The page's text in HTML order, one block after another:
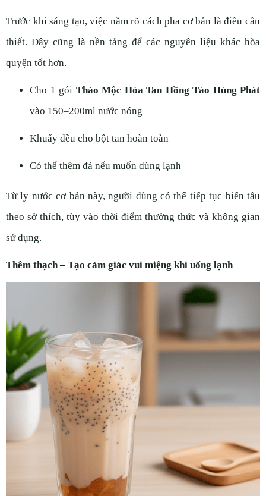
Trước khi sáng tạo, việc nắm rõ cách pha cơ bản là điều cần
thiết. Đây cũng là nền tảng để các nguyên liệu khác hòa
quyện tốt hơn.
Cho 1 gói Thảo Mộc Hòa Tan Hồng Táo Hùng Phát
vào 150–200ml nước nóng
Khuấy đều cho bột tan hoàn toàn
Có thể thêm đá nếu muốn dùng lạnh
Từ ly nước cơ bản này, người dùng có thể tiếp tục biến tấu
theo sở thích, tùy vào thời điểm thưởng thức và không gian
sử dụng.
Thêm thạch – Tạo cảm giác vui miệng khi uống lạnh